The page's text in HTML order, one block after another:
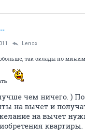
Lenox
так оклады по
чем ничего. )
на вычет и
на вычет
квартиры.